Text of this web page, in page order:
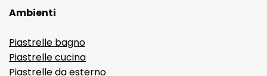
Ambienti
Piastrelle bagno
Piastrelle cucina
Piastrelle da esterno